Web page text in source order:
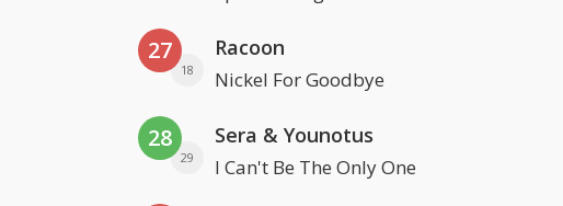
27
18
Racoon
Nickel For Goodbye
28
29
Sera & Younotus
I Can't Be The Only One